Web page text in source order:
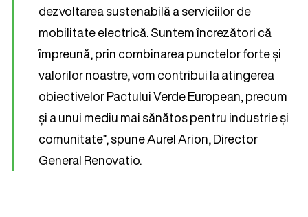
dezvoltarea sustenabilă a serviciilor de
mobilitate electrică. Suntem încrezători că
împreună, prin combinarea punctelor forte și
valorilor noastre, vom contribui la atingerea
obiectivelor Pactului Verde European, precum
și a unui mediu mai sănătos pentru industrie și
comunitate”, spune Aurel Arion, Director
General Renovatio.